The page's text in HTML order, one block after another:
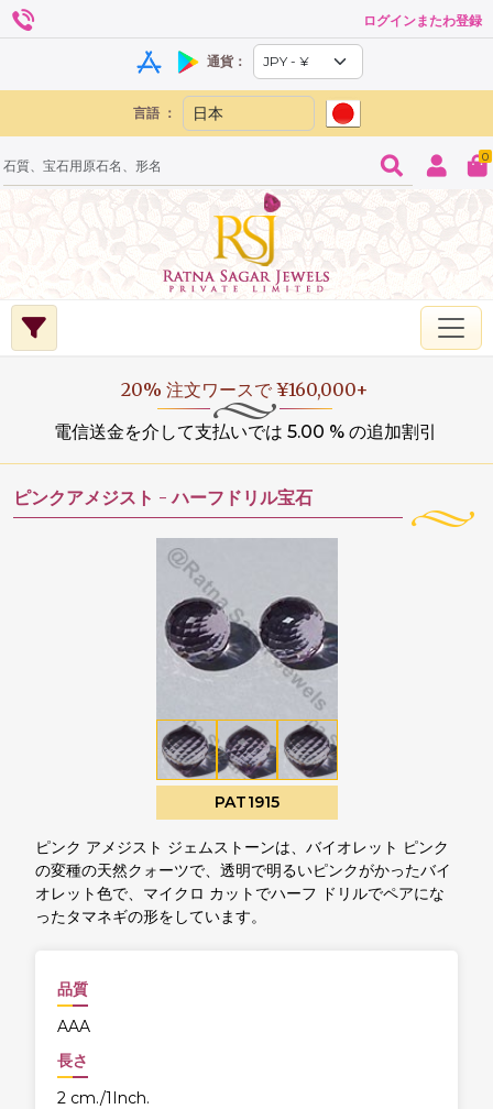
ログインまたわ登録
通貨：
言語 ：
0
20% 注文ワースで ¥160,000+
電信送金を介して支払いでは 5.00 % の追加割引
ピンクアメジスト - ハーフドリル宝石
PAT1915
ピンク アメジスト ジェムストーンは、バイオレット ピンク
の変種の天然クォーツで、透明で明るいピンクがかったバイ
オレット色で、マイクロ カットでハーフ ドリルでペアにな
ったタマネギの形をしています。
品質
AAA
長さ
2 cm./1Inch.